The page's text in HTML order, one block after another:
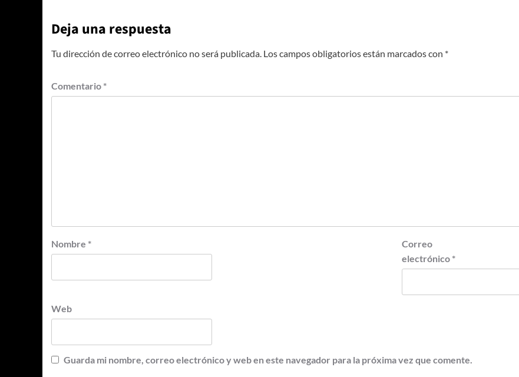
Deja una respuesta
Tu dirección de correo electrónico no será publicada. Los campos obligatorios están marcados con *
Comentario *
Nombre *
Correo
electrónico *
Web
Guarda mi nombre, correo electrónico y web en este navegador para la próxima vez que comente.